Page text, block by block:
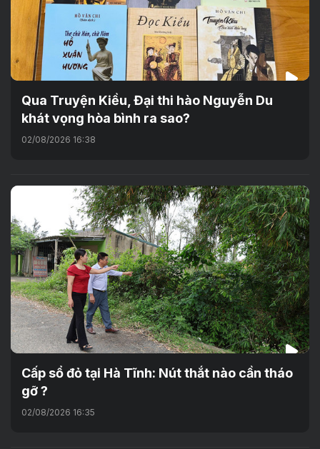
Qua Truyện Kiều, Đại thi hào Nguyễn Du
khát vọng hòa bình ra sao?
02/08/2026 16:38
Cấp sổ đỏ tại Hà Tĩnh: Nút thắt nào cần tháo
gỡ ?
02/08/2026 16:35